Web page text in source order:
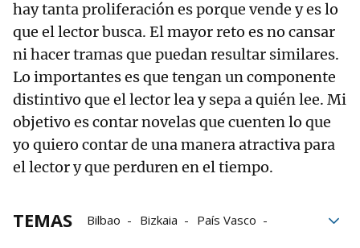
hay tanta proliferación es porque vende y es lo
que el lector busca. El mayor reto es no cansar
ni hacer tramas que puedan resultar similares.
Lo importantes es que tengan un componente
distintivo que el lector lea y sepa a quién lee. Mi
objetivo es contar novelas que cuenten lo que
yo quiero contar de una manera atractiva para
el lector y que perduren en el tiempo.
TEMAS Bilbao Bizkaia
País Vasco